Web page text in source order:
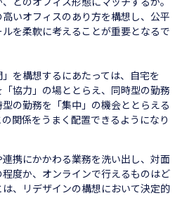
いオフィスのあり方を構想し、公平
を柔軟に考えることが重要となるで
」を構想するにあたっては、自宅を
「協力」の場ととらえ、同時型の勤務
の勤務を「集中」の機会ととらえる
関係をうまく配置できるようになり
携にかかわる業務を洗い出し、対面
度か、オンラインで行えるものはど
、リデザインの構想において決定的